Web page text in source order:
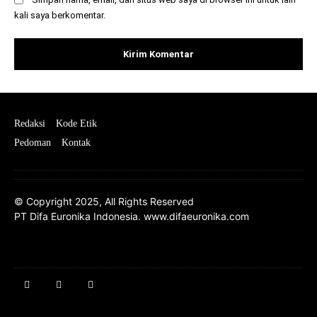
kali saya berkomentar.
Redaksi
Kode Etik
Pedoman
Kontak
© Copyright 2025, All Rights Reserved
PT Difa Euronika Indonesia. www.difaeuronika.com